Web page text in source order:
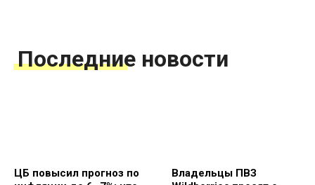
Последние новости
ЦБ повысил прогноз по
Владельцы ПВЗ